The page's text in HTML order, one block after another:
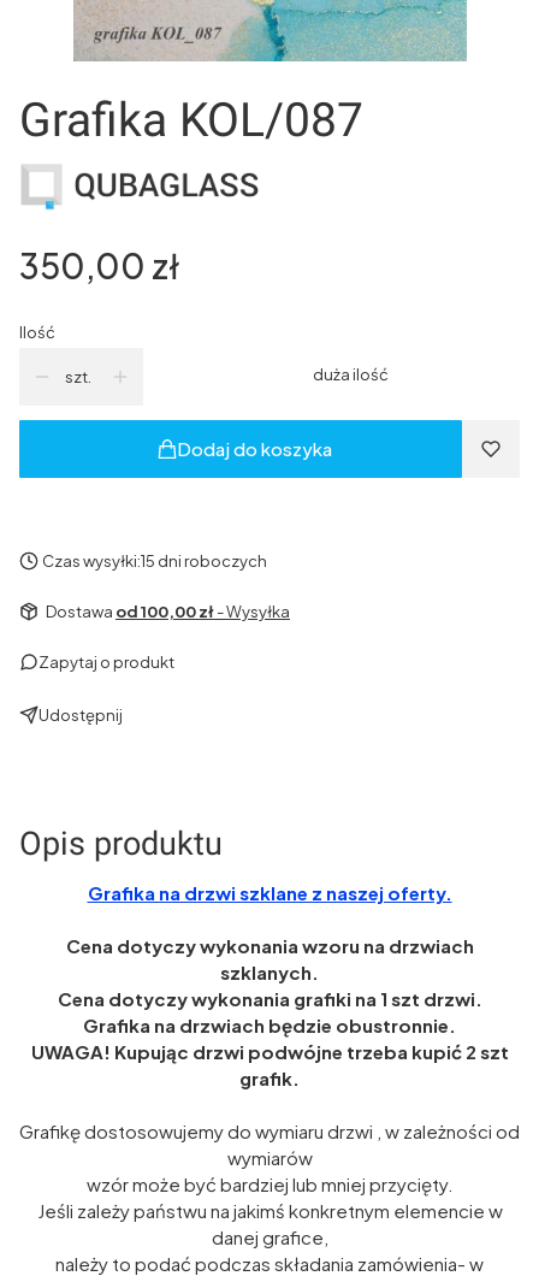
Grafika KOL/087
Cena
350,00 zł
Ilość
szt. duża ilość
Dodaj do koszyka
Czas wysyłki:15 dni roboczych
Dostawa od 100,00 zł- Wysyłka
Zapytaj o produkt
Udostępnij
Opis produktu
Grafika na drzwi szklane z naszej oferty.
Cena dotyczy wykonania wzoru na drzwiach
szklanych.
Cena dotyczy wykonania grafiki na 1 szt drzwi.
Grafika na drzwiach będzie obustronnie.
UWAGA! Kupując drzwi podwójne trzeba kupić 2 szt
grafik.
Grafikę dostosowujemy do wymiaru drzwi , w zależności od
wymiarów
wzór może być bardziej lub mniej przycięty.
Jeśli zależy państwu na jakimś konkretnym elemencie w
danej grafice,
należy to podać podczas składania zamówienia- w